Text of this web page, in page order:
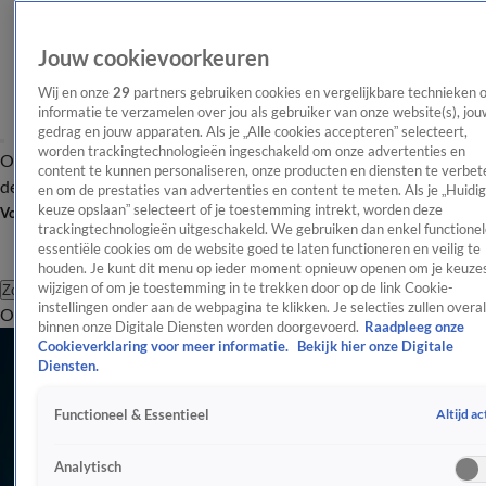
OverzichtAfleveringen Entertainment TV Algemeen
Tip
de redactieNieuwsbrief
Volg Shownieuws
Zoeken
OverzichtEntertainmentSpraakmakendRealityCrimeVideo's
Alle Evenementen Artikelen
Helene Fischer geeft uitleg over hoge prijzen van concerttickets
Yuki Kempees noemt WK 'meest geweldige ervaring' van zijn leven
Regisseur Soldaat van Oranje krijgt koninklijke onderscheiding bij laatste voorstelling
Jouw cookievoorkeuren
Wij en onze 29 partners gebruiken cookies en vergelijkbare technieken
informatie te verzamelen over jou als gebruiker van onze website(s),
gedrag en jouw apparaten. Als je „Alle cookies accepteren” selecteert,
worden trackingtechnologieën ingeschakeld om onze advertenties en
content te kunnen personaliseren, onze producten en diensten te
en om de prestaties van advertenties en content te meten. Als je
keuze opslaan” selecteert of je toestemming intrekt, worden deze
trackingtechnologieën uitgeschakeld. We gebruiken dan enkel
essentiële cookies om de website goed te laten functioneren en veilig te
houden. Je kunt dit menu op ieder moment opnieuw openen om je
wijzigen of om je toestemming in te trekken door op de link Cookie-
instellingen onder aan de webpagina te klikken. Je selecties zullen overal
binnen onze Digitale Diensten worden doorgevoerd. Raadpleeg onze
Cookieverklaring voor meer informatie.
Bekijk hier onze Digitale
Diensten.
Functioneel & Essentieel Altijd
Analytisch